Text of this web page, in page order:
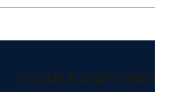
הוסף רשומת תגובה